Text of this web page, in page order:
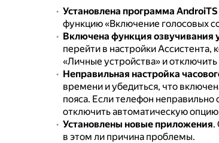
Установлена программа AndroiTS
функцию «Включение голосовых
Включена функция озвучивания
перейти в настройки Ассистента,
«Личные устройства» и
Неправильная настройка
времени и убедиться, что
пояса. Если телефон неправильно
отключить автоматическую
Установлены новые приложения.
в этом ли причина проблемы.